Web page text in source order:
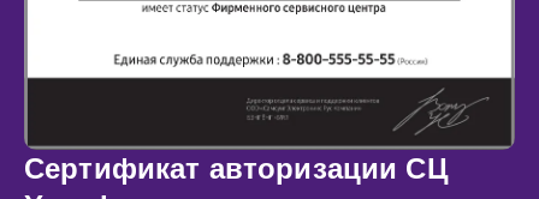
Сертификат авторизации СЦ